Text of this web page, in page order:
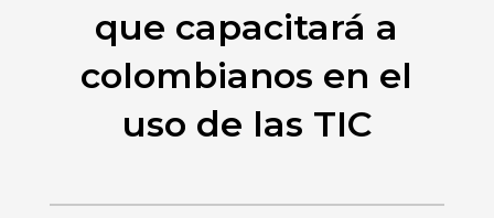
que capacitará a
colombianos en el
uso de las TIC